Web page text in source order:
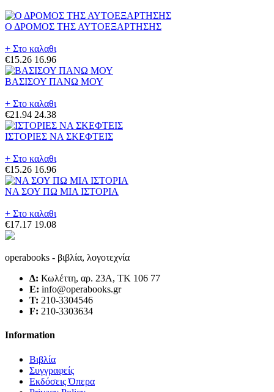
Ο ΔΡΟΜΟΣ ΤΗΣ ΑΥΤΟΕΞΑΡΤΗΣΗΣ
+ Στο καλαθι
€15.26 16.96
ΒΑΣΙΣΟΥ ΠΑΝΩ ΜΟΥ
+ Στο καλαθι
€21.94 24.38
ΙΣΤΟΡΙΕΣ ΝΑ ΣΚΕΦΤΕΙΣ
+ Στο καλαθι
€15.26 16.96
ΝΑ ΣΟΥ ΠΩ ΜΙΑ ΙΣΤΟΡΙΑ
+ Στο καλαθι
€17.17 19.08
operabooks - βιβλία, λογοτεχνία
Δ: Κωλέττη, αρ. 23Α, ΤΚ 106 77
E: info@operabooks.gr
Τ: 210-3304546
F: 210-3303634
Information
Βιβλία
Συγγραφείς
Εκδόσεις Όπερα